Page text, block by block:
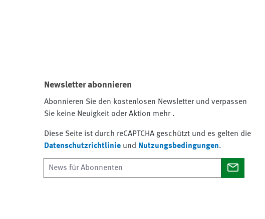
Newsletter abonnieren
Abonnieren Sie den kostenlosen Newsletter und verpassen
Sie keine Neuigkeit oder Aktion mehr .
Diese Seite ist durch reCAPTCHA geschützt und es gelten die
Datenschutzrichtlinieund Nutzungsbedingungen.